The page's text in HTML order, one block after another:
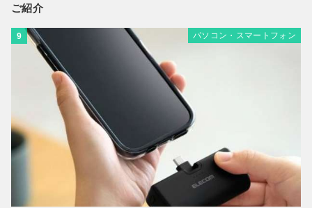
ご紹介
9 パソコン・スマートフォン